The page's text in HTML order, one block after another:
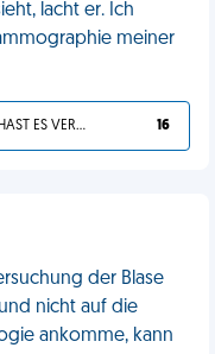
lacht er. Ich
meiner
DU HAST ES VERDIENT 16
der Blase
nicht auf die
ankomme, kann